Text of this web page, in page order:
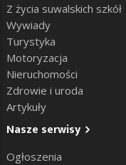
Z życia suwalskich szkół
Wywiady
Turystyka
Motoryzacja
Nieruchomości
Zdrowie i uroda
Artykuły
Nasze serwisy
Ogłoszenia